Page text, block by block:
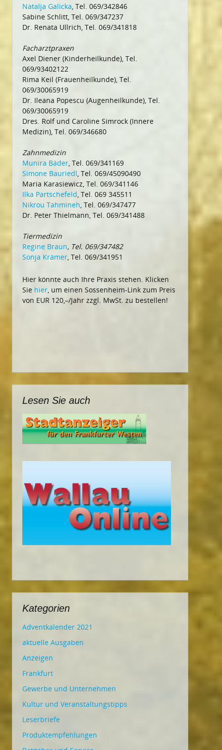
Natalja Galicka, Tel. 069/342846
Sabine Schlitt, Tel. 069/347237
Dr. Renata Ullrich, Tel. 069/341818
Facharztpraxen
Axel Diener (Kinderheilkunde), Tel.
069/93402122
Rima Keil (Frauenheilkunde), Tel.
069/30065919
Dr. Ileana Popescu (Augenheilkunde), Tel.
069/30065919
Dres. Rolf und Caroline Simrock (Innere
Medizin), Tel. 069/346680
Zahnmedizin
Munira Bäder, Tel. 069/341169
Simone Bauriedl, Tel. 069/45090490
Maria Karasiewicz, Tel. 069/341146
Ilka Partschefeld, Tel. 069 345511
Nikrou Tahmineh, Tel. 069/347477
Dr. Peter Thielmann, Tel. 069/341488
Tiermedizin
Regine Braun, Tel. 069/347482
Sonja Krämer, Tel. 069/341951
Hier könnte auch Ihre Praxis stehen. Klicken
Sie hier, um einen Sossenheim-Link zum Preis
von EUR 120,–/Jahr zzgl. MwSt. zu bestellen!
Lesen Sie auch
Kategorien
Adventkalender 2021
aktuelle Ausgaben
Anzeigen
Frankfurt
Gewerbe und Unternehmen
Kultur und Veranstaltungstipps
Leserbriefe
Produktempfehlungen